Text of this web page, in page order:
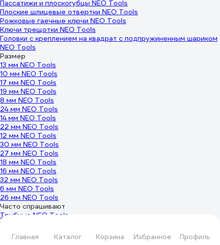
Главная Каталог Корзина Избранное Профиль
Пассатижи и плоскогубцы NEO Tools
Плоские шлицевые отвертки NEO Tools
Рожковые гаечные ключи NEO Tools
Ключи трещотки NEO Tools
Головки с креплением на квадрат с подпружиненным шариком
NEO Tools
Размер
13 мм NEO Tools
10 мм NEO Tools
17 мм NEO Tools
19 мм NEO Tools
8 мм NEO Tools
24 мм NEO Tools
14 мм NEO Tools
22 мм NEO Tools
12 мм NEO Tools
30 мм NEO Tools
27 мм NEO Tools
18 мм NEO Tools
16 мм NEO Tools
32 мм NEO Tools
6 мм NEO Tools
26 мм NEO Tools
Часто спрашивают
Трубные NEO Tools
Наборы NEO Tools
Разводные NEO Tools
Накидные NEO Tools